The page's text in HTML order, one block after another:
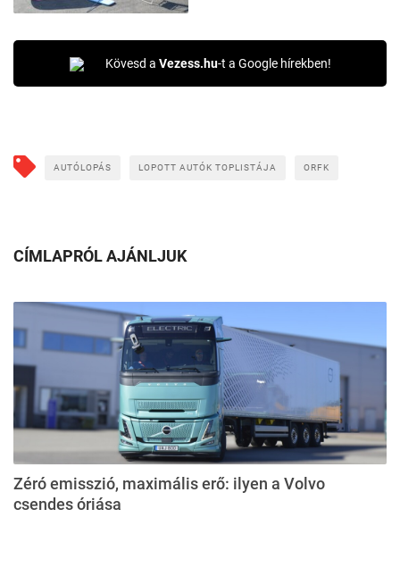
Kövesd a Vezess.hu-t a Google hírekben!
AUTÓLOPÁS LOPOTT AUTÓK TOPLISTÁJA ORFK
CÍMLAPRÓL AJÁNLJUK
Zéró emisszió, maximális erő: ilyen a Volvo
csendes óriása